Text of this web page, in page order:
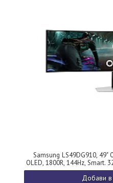
Samsung LS49DG910, 49"
OLED, 1800R, 144Hz, Smart.
HDMI,Micro HDMI, USB
Lightsync RGB, 8000 DPI,
Добави в